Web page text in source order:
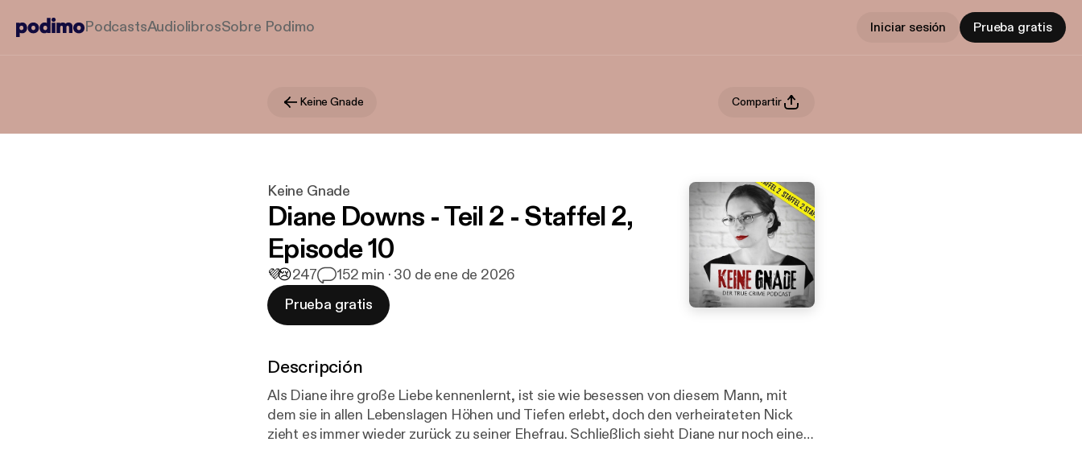
PodcastsAudiolibrosSobre Podimo Iniciar sesión Prueba gratis
Keine Gnade Compartir
Keine Gnade
Diane Downs - Teil 2 - Staffel 2,
Episode 10
💜😢247 152 min · 30 de ene de 2026
Prueba gratis
Descripción
Als Diane ihre große Liebe kennenlernt, ist sie wie besessen von diesem Mann, mit
dem sie in allen Lebenslagen Höhen und Tiefen erlebt, doch den verheirateten Nick
zieht es immer wieder zurück zu seiner Ehefrau. Schließlich sieht Diane nur noch eine